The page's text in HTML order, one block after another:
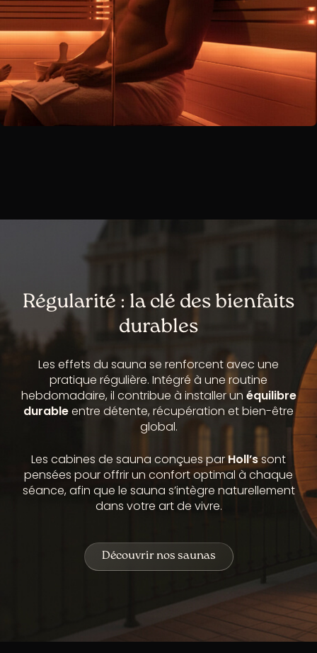
Régularité : la clé des bienfaits
durables
Les effets du sauna se renforcent avec une
pratique régulière. Intégré à une routine
hebdomadaire, il contribue à installer un équilibre
durableentre détente, récupération et bien-être
global.
Les cabines de sauna conçues parHoll’ssont
pensées pour offrir un confort optimal à chaque
séance, afin que le sauna s’intègre naturellement
dans votre art de vivre.
Découvrir nos saunas